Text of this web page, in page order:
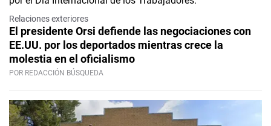
Relaciones exteriores
El presidente Orsi defiende las negociaciones con
EE.UU. por los deportados mientras crece la
molestia en el oficialismo
POR REDACCIÓN BÚSQUEDA